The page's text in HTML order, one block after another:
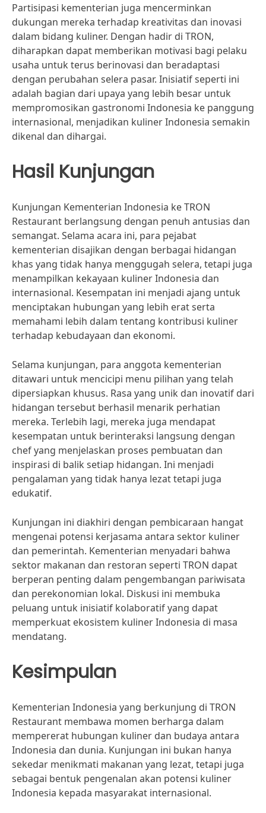
Partisipasi kementerian juga mencerminkan
dukungan mereka terhadap kreativitas dan inovasi
dalam bidang kuliner. Dengan hadir di TRON,
diharapkan dapat memberikan motivasi bagi pelaku
usaha untuk terus berinovasi dan beradaptasi
dengan perubahan selera pasar. Inisiatif seperti ini
adalah bagian dari upaya yang lebih besar untuk
mempromosikan gastronomi Indonesia ke panggung
internasional, menjadikan kuliner Indonesia semakin
dikenal dan dihargai.
Hasil Kunjungan
Kunjungan Kementerian Indonesia ke TRON
Restaurant berlangsung dengan penuh antusias dan
semangat. Selama acara ini, para pejabat
kementerian disajikan dengan berbagai hidangan
khas yang tidak hanya menggugah selera, tetapi juga
menampilkan kekayaan kuliner Indonesia dan
internasional. Kesempatan ini menjadi ajang untuk
menciptakan hubungan yang lebih erat serta
memahami lebih dalam tentang kontribusi kuliner
terhadap kebudayaan dan ekonomi.
Selama kunjungan, para anggota kementerian
ditawari untuk mencicipi menu pilihan yang telah
dipersiapkan khusus. Rasa yang unik dan inovatif dari
hidangan tersebut berhasil menarik perhatian
mereka. Terlebih lagi, mereka juga mendapat
kesempatan untuk berinteraksi langsung dengan
chef yang menjelaskan proses pembuatan dan
inspirasi di balik setiap hidangan. Ini menjadi
pengalaman yang tidak hanya lezat tetapi juga
edukatif.
Kunjungan ini diakhiri dengan pembicaraan hangat
mengenai potensi kerjasama antara sektor kuliner
dan pemerintah. Kementerian menyadari bahwa
sektor makanan dan restoran seperti TRON dapat
berperan penting dalam pengembangan pariwisata
dan perekonomian lokal. Diskusi ini membuka
peluang untuk inisiatif kolaboratif yang dapat
memperkuat ekosistem kuliner Indonesia di masa
mendatang.
Kesimpulan
Kementerian Indonesia yang berkunjung di TRON
Restaurant membawa momen berharga dalam
mempererat hubungan kuliner dan budaya antara
Indonesia dan dunia. Kunjungan ini bukan hanya
sekedar menikmati makanan yang lezat, tetapi juga
sebagai bentuk pengenalan akan potensi kuliner
Indonesia kepada masyarakat internasional.